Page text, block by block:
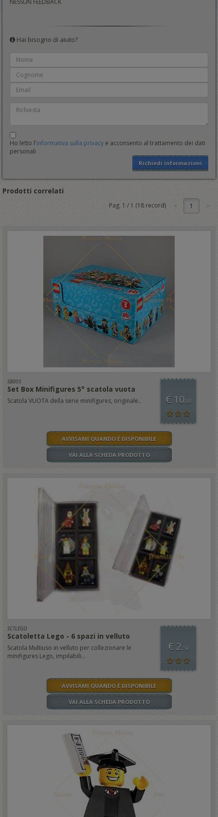
NESSUN FEEDBACK
Hai bisogno di aiuto?
Ho letto l'informativa sulla privacy e acconsento al trattamento dei dati
personali
Richiedi informazioni
Prodotti correlati
Pag. 1 / 1 (18 record) 1
SB005
Set Box Minifigures 5° scatola vuota
Scatola VUOTA della serie minifigures, originale.. € 10,00
AVVISAMI QUANDO È DISPONIBILE
VAI ALLA SCHEDA PRODOTTO
SCTLEGO
Scatoletta Lego - 6 spazi in velluto
Scatola Multiuso in velluto per collezionare le
minifigures Lego, impilabili...
€ 2,50
AVVISAMI QUANDO È DISPONIBILE
VAI ALLA SCHEDA PRODOTTO